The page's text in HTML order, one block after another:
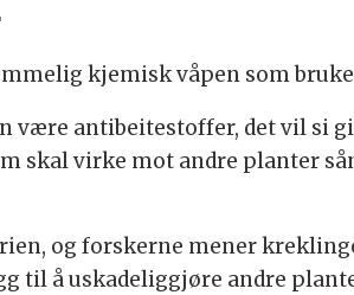
kjemisk våpen som
være antibeitestoffer, det vil si
skal virke mot andre planter
og forskerne mener
til å uskadeliggjøre andre